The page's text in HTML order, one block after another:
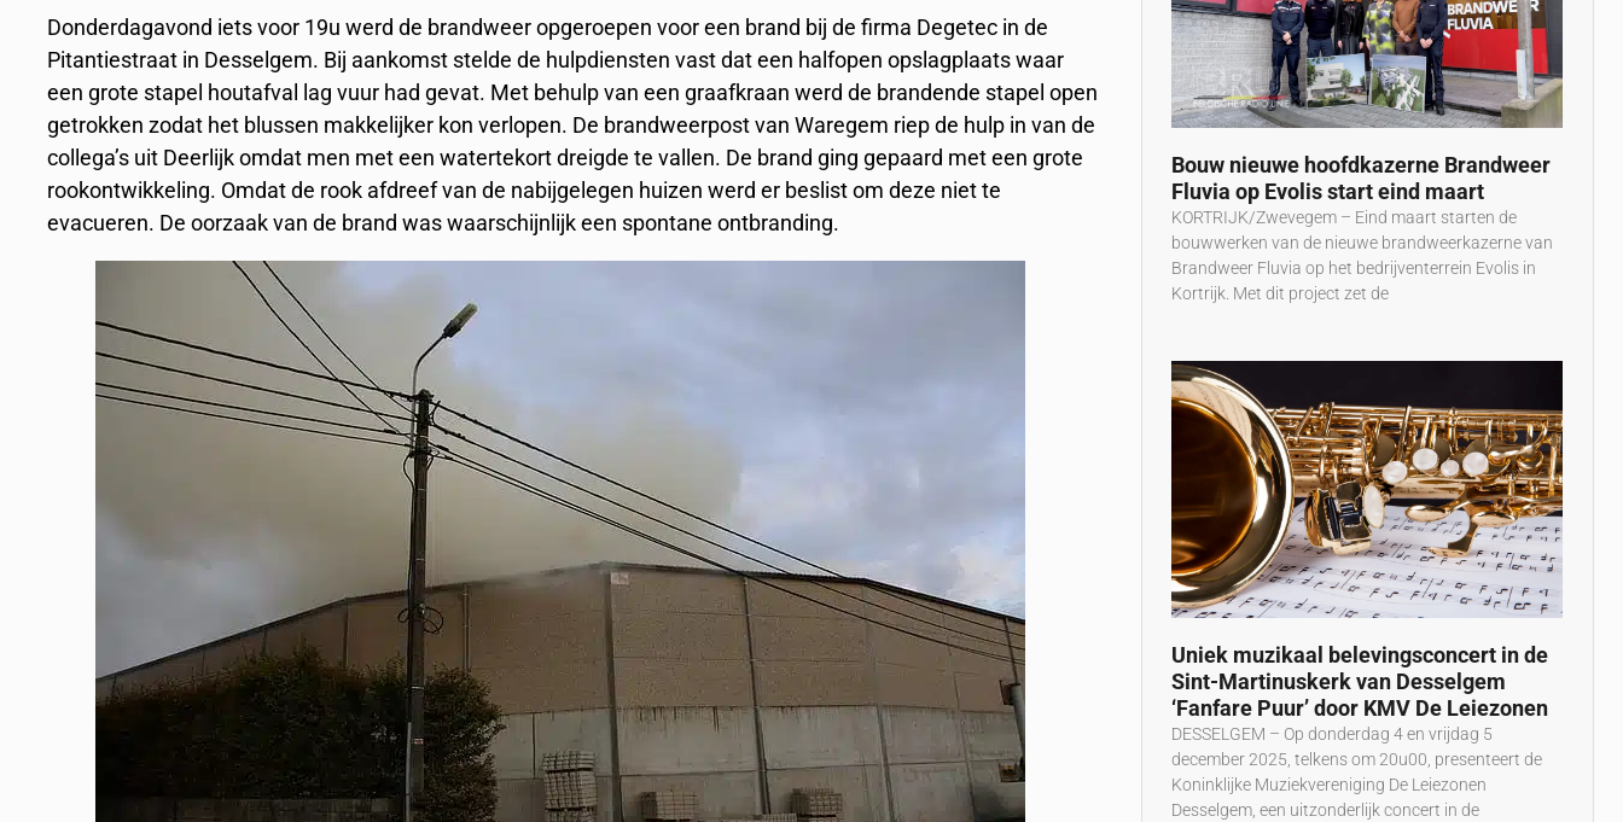
Donderdagavond iets voor 19u werd de brandweer opgeroepen voor een brand bij de firma Degetec in de
Pitantiestraat in Desselgem. Bij aankomst stelde de hulpdiensten vast dat een halfopen opslagplaats waar
een grote stapel houtafval lag vuur had gevat. Met behulp van een graafkraan werd de brandende stapel open
getrokken zodat het blussen makkelijker kon verlopen. De brandweerpost van Waregem riep de hulp in van de
collega’s uit Deerlijk omdat men met een watertekort dreigde te vallen. De brand ging gepaard met een grote
rookontwikkeling. Omdat de rook afdreef van de nabijgelegen huizen werd er beslist om deze niet te
evacueren. De oorzaak van de brand was waarschijnlijk een spontane ontbranding.
Bouw nieuwe hoofdkazerne Brandweer
Fluvia op Evolis start eind maart
KORTRIJK/Zwevegem – Eind maart starten de
bouwwerken van de nieuwe brandweerkazerne van
Brandweer Fluvia op het bedrijventerrein Evolis in
Kortrijk. Met dit project zet de
Uniek muzikaal belevingsconcert in de
Sint-Martinuskerk van Desselgem
‘Fanfare Puur’ door KMV De Leiezonen
DESSELGEM – Op donderdag 4 en vrijdag 5
december 2025, telkens om 20u00, presenteert de
Koninklijke Muziekvereniging De Leiezonen
Desselgem, een uitzonderlijk concert in de